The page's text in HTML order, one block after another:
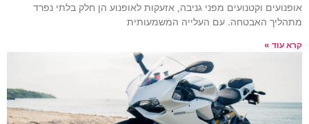
אופנועים וקטנועים מפני גניבה, אזעקות לאופנוע הן חלק בלתי נפרד
מתהליך האבטחה. עם העלייה המשמעותית
קרא עוד »